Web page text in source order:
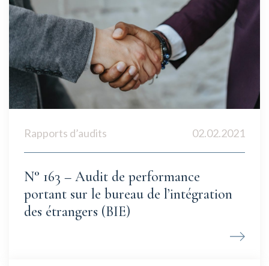
Rapports d’audits 02.02.2021
N° 163 – Audit de performance
portant sur le bureau de l’intégration
des étrangers (BIE)